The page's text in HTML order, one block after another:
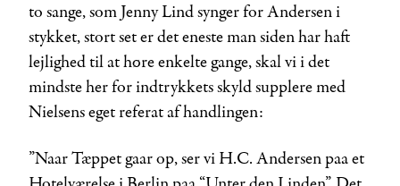
to sange, som Jenny Lind synger for Andersen i
stykket, stort set er det eneste man siden har haft
lejlighed til at høre enkelte gange, skal vi i det
mindste her for indtrykkets skyld supplere med
Nielsens eget referat af handlingen:
”Naar Tæppet gaar op, ser vi H.C. Andersen paa et